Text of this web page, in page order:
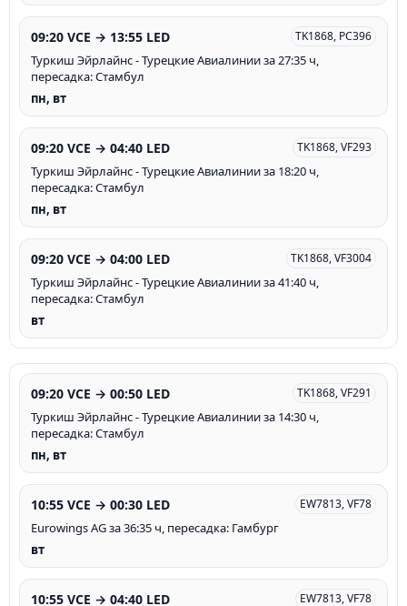
09:20 VCE → 13:55 LED TK1868, PC396
Туркиш Эйрлайнс - Турецкие Авиалинии за 27:35 ч,
пересадка: Стамбул
пн, вт
09:20 VCE → 04:40 LED TK1868, VF293
Туркиш Эйрлайнс - Турецкие Авиалинии за 18:20 ч,
пересадка: Стамбул
пн, вт
09:20 VCE → 04:00 LED TK1868, VF3004
Туркиш Эйрлайнс - Турецкие Авиалинии за 41:40 ч,
пересадка: Стамбул
вт
09:20 VCE → 00:50 LED TK1868, VF291
Туркиш Эйрлайнс - Турецкие Авиалинии за 14:30 ч,
пересадка: Стамбул
пн, вт
10:55 VCE → 00:30 LED EW7813, VF78
Eurowings AG за 36:35 ч, пересадка: Гамбург
вт
10:55 VCE → 04:40 LED EW7813, VF78